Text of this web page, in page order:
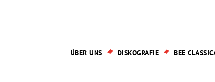
ÜBER UNS DISKOGRAFIE BEE